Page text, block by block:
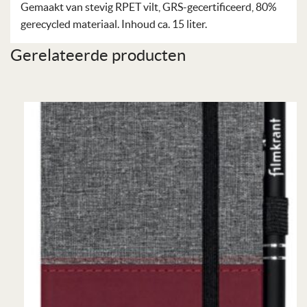
Gemaakt van stevig RPET vilt, GRS-gecertificeerd, 80%
gerecycled materiaal. Inhoud ca. 15 liter.
Gerelateerde producten